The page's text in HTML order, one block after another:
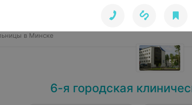
в Минске
6-я городская